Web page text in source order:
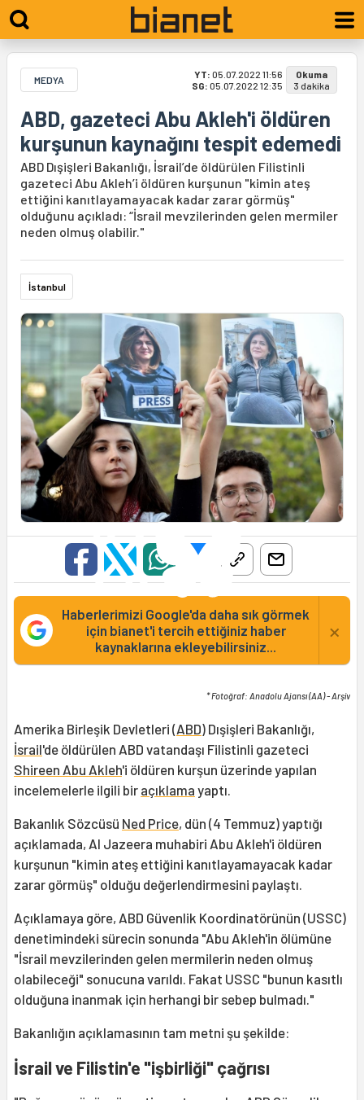
MEDYA YT: 05.07.2022 11:56
SG: 05.07.2022 12:35
Okuma
3 dakika
ABD, gazeteci Abu Akleh'i öldüren
kurşunun kaynağını tespit edemedi
ABD Dışişleri Bakanlığı, İsrail’de öldürülen Filistinli
gazeteci Abu Akleh’i öldüren kurşunun "kimin ateş
ettiğini kanıtlayamayacak kadar zarar görmüş"
olduğunu açıkladı: “İsrail mevzilerinden gelen mermiler
neden olmuş olabilir."
İstanbul
Haberlerimizi Google'da daha sık görmek
için bianet'i tercih ettiğiniz haber
kaynaklarına ekleyebilirsiniz...
×
* Fotoğraf: Anadolu Ajansı (AA) - Arşiv
Amerika Birleşik Devletleri (ABD) Dışişleri Bakanlığı,
İsrail'de öldürülen ABD vatandaşı Filistinli gazeteci
Shireen Abu Akleh'i öldüren kurşun üzerinde yapılan
incelemelerle ilgili bir açıklama yaptı.
Bakanlık Sözcüsü Ned Price, dün (4 Temmuz) yaptığı
açıklamada, Al Jazeera muhabiri Abu Akleh'i öldüren
kurşunun "kimin ateş ettiğini kanıtlayamayacak kadar
zarar görmüş" olduğu değerlendirmesini paylaştı.
Açıklamaya göre, ABD Güvenlik Koordinatörünün (USSC)
denetimindeki sürecin sonunda "Abu Akleh'in ölümüne
"İsrail mevzilerinden gelen mermilerin neden olmuş
olabileceği" sonucuna varıldı. Fakat USSC "bunun kasıtlı
olduğuna inanmak için herhangi bir sebep bulmadı."
Bakanlığın açıklamasının tam metni şu şekilde:
İsrail ve Filistin'e "işbirliği" çağrısı